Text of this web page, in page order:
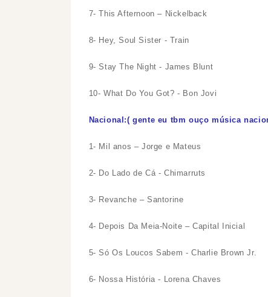
7- This Afternoon – Nickelback
8- Hey, Soul Sister - Train
9- Stay The Night - James Blunt
10- What Do You Got? - Bon Jovi
Nacional:( gente eu tbm ouço música
1- Mil anos – Jorge e Mateus
2- Do Lado de Cá - Chimarruts
3- Revanche – Santorine
4- Depois Da Meia-Noite – Capital Inicial
5- Só Os Loucos Sabem - Charlie Brown Jr.
6- Nossa História - Lorena Chaves